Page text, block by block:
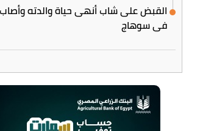
القبض على شاب أنهى حياة والدته
في سوهاج